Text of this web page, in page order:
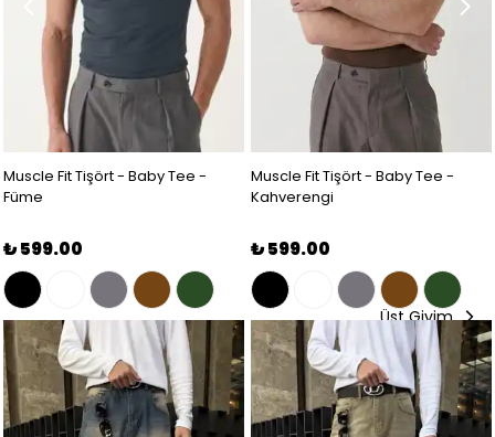
Muscle Fit Tişört - Baby Tee -
Füme
₺ 599.00
Muscle Fit Tişört - Baby Tee -
Kahverengi
₺ 599.00
Üst Giyim